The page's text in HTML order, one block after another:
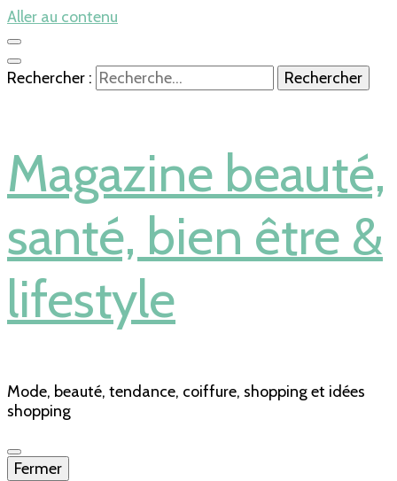
Aller au contenu
Rechercher :
Magazine beauté,
santé, bien être &
lifestyle
Mode, beauté, tendance, coiffure, shopping et idées
shopping
Fermer